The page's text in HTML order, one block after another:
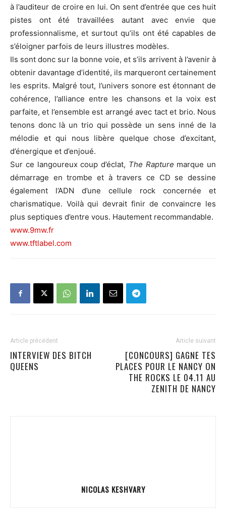
à l’auditeur de croire en lui. On sent d’entrée que ces huit
pistes ont été travaillées autant avec envie que
professionnalisme, et surtout qu’ils ont été capables de
s’éloigner parfois de leurs illustres modèles.
Ils sont donc sur la bonne voie, et s’ils arrivent à l’avenir à
obtenir davantage d’identité, ils marqueront certainement
les esprits. Malgré tout, l’univers sonore est étonnant de
cohérence, l’alliance entre les chansons et la voix est
parfaite, et l’ensemble est arrangé avec tact et brio. Nous
tenons donc là un trio qui possède un sens inné de la
mélodie et qui nous libère quelque chose d’excitant,
d’énergique et d’enjoué.
Sur ce langoureux coup d’éclat, The Rapture marque un
démarrage en trombe et à travers ce CD se dessine
également l’ADN d’une cellule rock concernée et
charismatique. Voilà qui devrait finir de convaincre les
plus septiques d’entre vous. Hautement recommandable.
www.9mw.fr
www.tftlabel.com
Article précédent
INTERVIEW DES BITCH
QUEENS
Article suivant
[CONCOURS] GAGNE TES
PLACES POUR LE NANCY ON
THE ROCKS LE 04.11 AU
ZENITH DE NANCY
NICOLAS KESHVARY